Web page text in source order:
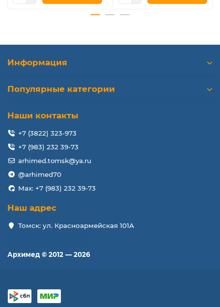
Информация
Популярные категории
Наши контакты
+7 (3822) 323-973
+7 (983) 232 39-73
arhimed.tomsk@ya.ru
@arhimed70
Max: +7 (983) 232 39-73
Наш адрес
Томск: ул. Красноармейская 101А
Архимед © 2012 — 2026